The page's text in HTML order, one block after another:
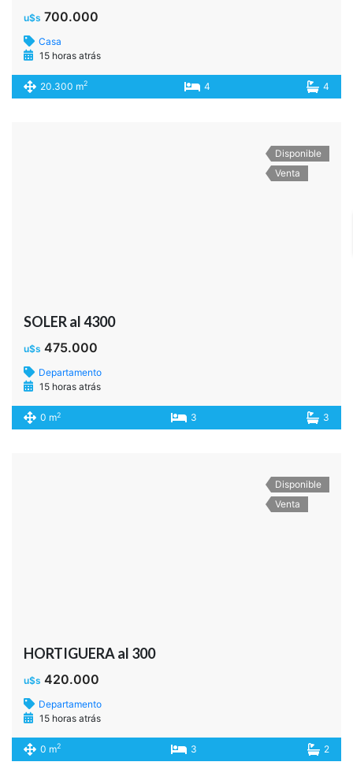
u$s 700.000
Casa
15 horas atrás
20.300 m2 4 4
Disponible
Venta
SOLER al 4300
u$s 475.000
Departamento
15 horas atrás
0 m2 3 3
Disponible
Venta
HORTIGUERA al 300
u$s 420.000
Departamento
15 horas atrás
0 m2 3 2